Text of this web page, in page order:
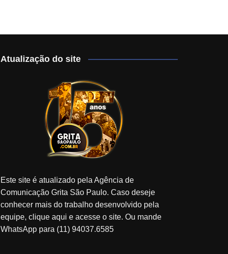
Atualização do site
Este site é atualizado pela Agência de
Comunicação Grita São Paulo. Caso deseje
conhecer mais do trabalho desenvolvido pela
equipe, clique aqui e acesse o site. Ou mande
WhatsApp para (11) 94037.6585